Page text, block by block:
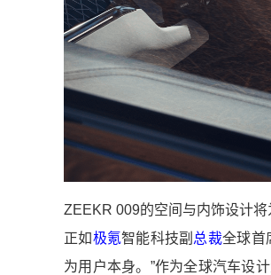
ZEEKR 009的空间与内饰设计将
正如极氪智能科技副 总裁全球首
为用户本身。”作为全球汽车设